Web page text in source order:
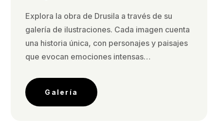
Explora la obra de Drusila a través de su
galería de ilustraciones. Cada imagen cuenta
una historia única, con personajes y paisajes
que evocan emociones intensas…
Galería